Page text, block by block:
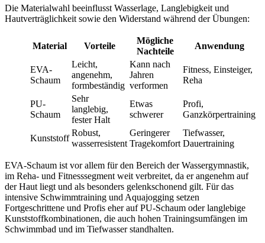
Die Materialwahl beeinflusst Wasserlage, Langlebigkeit und
Hautverträglichkeit sowie den Widerstand während der Übungen:
Material Vorteile
Mögliche
Nachteile
Anwendung
EVA-
Schaum
Leicht,
angenehm,
formbeständig
Kann nach
Jahren
verformen
Fitness, Einsteiger,
Reha
PU-
Schaum
Sehr
langlebig,
fester Halt
Etwas
schwerer
Profi,
Ganzkörpertraining
Kunststoff
Robust,
wasserresistent
Geringerer
Tragekomfort
Tiefwasser,
Dauertraining
EVA-Schaum ist vor allem für den Bereich der Wassergymnastik,
im Reha- und Fitnesssegment weit verbreitet, da er angenehm auf
der Haut liegt und als besonders gelenkschonend gilt. Für das
intensive Schwimmtraining und Aquajogging setzen
Fortgeschrittene und Profis eher auf PU-Schaum oder langlebige
Kunststoffkombinationen, die auch hohen Trainingsumfängen im
Schwimmbad und im Tiefwasser standhalten.